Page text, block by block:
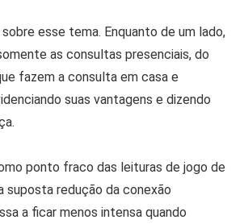
esse tema. Enquanto de um lado,
as consultas presenciais, do
fazem a consulta em casa e
suas vantagens e dizendo
ponto fraco das leituras de jogo de
suposta redução da conexão
a ficar menos intensa quando